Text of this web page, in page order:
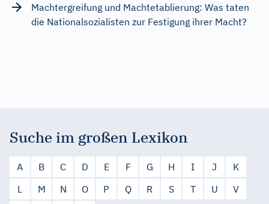
Machtergreifung und Machtetablierung: Was taten
die Nationalsozialisten zur Festigung ihrer Macht?
Suche im großen Lexikon
A B C D E F G H I J
K
L
M N O P Q R S T U
V